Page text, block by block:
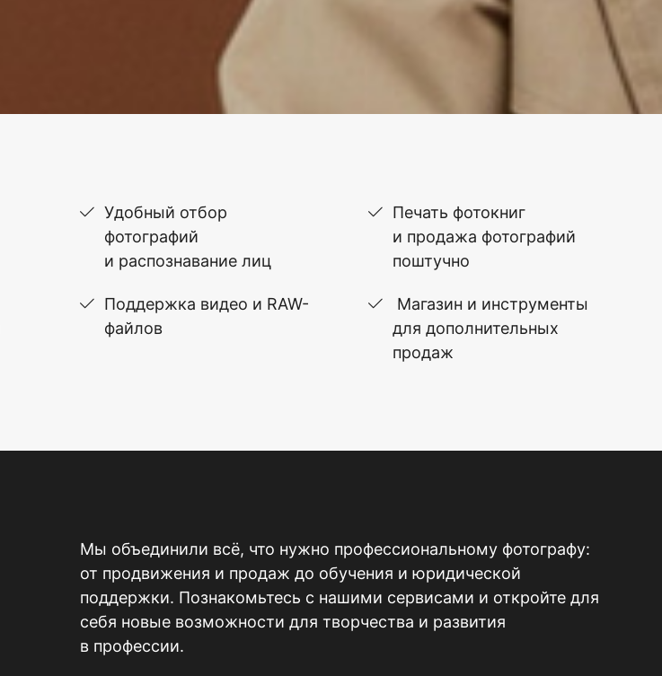
Удобный отбор
фотографий
и распознавание лиц
Поддержка видео и RAW-
файлов
Печать фотокниг
и продажа фотографий
поштучно
Магазин и инструменты
для дополнительных
продаж
Мы объединили всё, что нужно профессиональному фотографу:
от продвижения и продаж до обучения и юридической
поддержки. Познакомьтесь с нашими сервисами и откройте для
себя новые возможности для творчества и развития
в профессии.